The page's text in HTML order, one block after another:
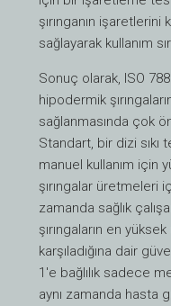
şırınganın
sağlayarak kullanım
Sonuç olarak, ISO
hipodermik
sağlanmasında çok
Standart, bir dizi
manuel kullanım için
şırıngalar üretmeleri
zamanda sağlık
şırıngaların en
karşıladığına dair
1'e bağlılık sadece
aynı zamanda hasta